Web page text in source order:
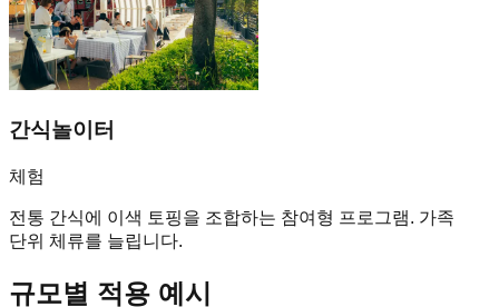
간식놀이터
체험
전통 간식에 이색 토핑을 조합하는 참여형 프로그램. 가족
단위 체류를 늘립니다.
규모별 적용 예시